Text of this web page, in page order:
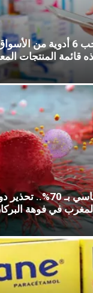
وزارة الصحة تسحب 6 أدوية من
المنتجات
توقعات بارتفاع قياسي
في فوهة